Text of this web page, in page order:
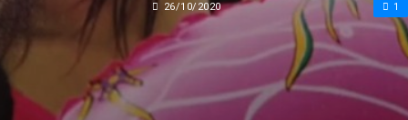
26/10/2020 1